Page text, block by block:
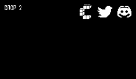
DROP 2